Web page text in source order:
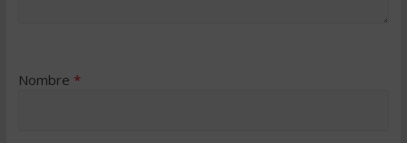
Nombre *